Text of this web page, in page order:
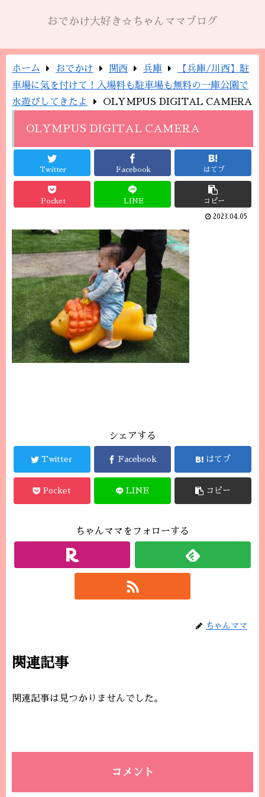
おでかけ大好き☆ちゃんママブログ
ホーム おでかけ 関西 兵庫
【兵庫/川西】駐
車場に気を付けて！入場料も駐車場も無料の一庫公園で
水遊びしてきたよ
OLYMPUS DIGITAL CAMERA
OLYMPUS DIGITAL CAMERA
Twitter Facebook はてブ
Pocket LINE コピー
2023.04.05
シェアする
Twitter Facebook はてブ
Pocket LINE コピー
ちゃんママをフォローする
ちゃんママ
関連記事
関連記事は見つかりませんでした。
コメント